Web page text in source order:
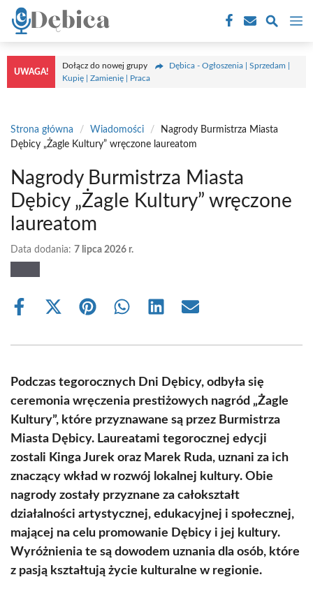
Przejdź
treści
UWAGA!
Dołącz do nowej grupy
Dębica - Ogłoszenia | Sprzedam |
Kupię | Zamienię | Praca
Strona główna / Wiadomości /
Nagrody Burmistrza Miasta
Dębicy „Żagle Kultury” wręczone laureatom
Nagrody Burmistrza Miasta
Dębicy „Żagle Kultury” wręczone
laureatom
Data dodania: 7 lipca 2026 r.
Share
Share
(Twitter)
Share Share Share Share
Podczas tegorocznych Dni Dębicy, odbyła się
ceremonia wręczenia prestiżowych nagród „Żagle
Kultury”, które przyznawane są przez Burmistrza
Miasta Dębicy. Laureatami tegorocznej edycji
zostali Kinga Jurek oraz Marek Ruda, uznani za ich
znaczący wkład w rozwój lokalnej kultury. Obie
nagrody zostały przyznane za całokształt
działalności artystycznej, edukacyjnej i społecznej,
mającej na celu promowanie Dębicy i jej kultury.
Wyróżnienia te są dowodem uznania dla osób, które
z pasją kształtują życie kulturalne w regionie.